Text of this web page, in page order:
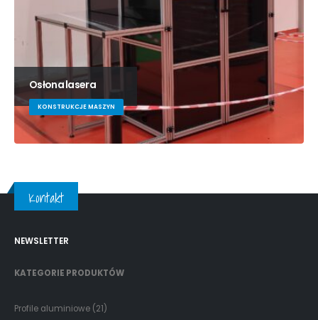
Osłona lasera
KONSTRUKCJE MASZYN
Kontakt
NEWSLETTER
KATEGORIE PRODUKTÓW
Profile aluminiowe 2121